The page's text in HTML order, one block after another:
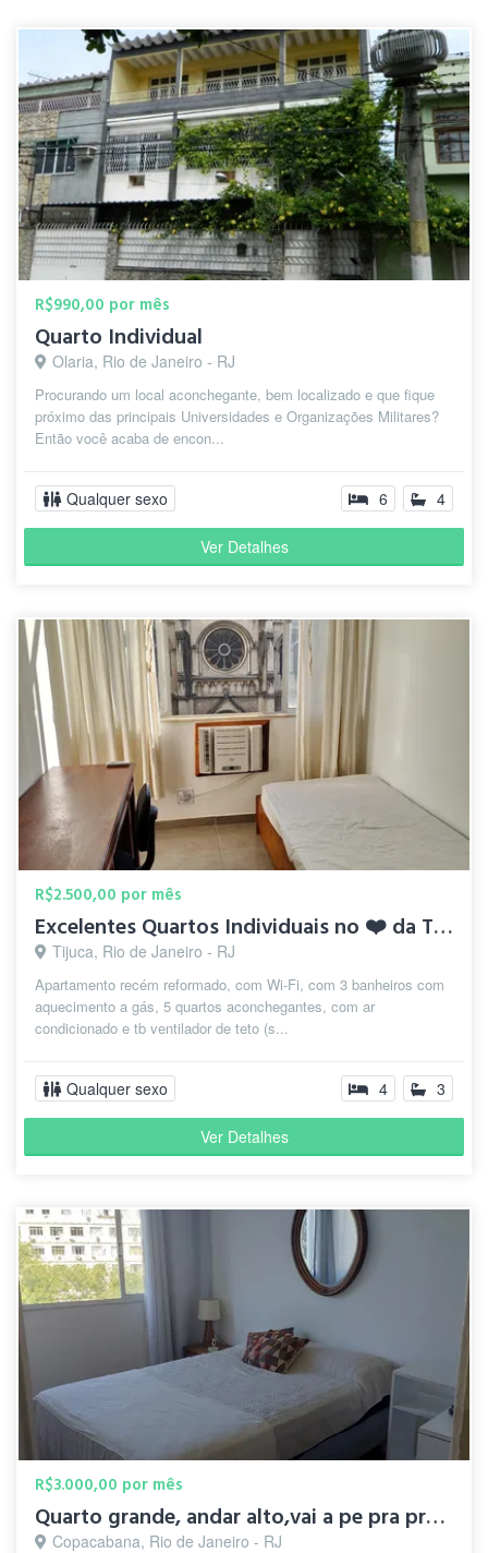
R$990,00 por mês
Quarto Individual
Olaria, Rio de Janeiro - RJ
Procurando um local aconchegante, bem localizado e que fique
próximo das principais Universidades e Organizações Militares?
Então você acaba de encon...
Qualquer sexo 6 4
Ver Detalhes
R$2.500,00 por mês
Excelentes Quartos Individuais no ❤️ da Tijuca
Tijuca, Rio de Janeiro - RJ
Apartamento recém reformado, com Wi-Fi, com 3 banheiros com
aquecimento a gás, 5 quartos aconchegantes, com ar
condicionado e tb ventilador de teto (s...
Qualquer sexo 4 3
Ver Detalhes
R$3.000,00 por mês
Quarto grande, andar alto,vai a pe pra praia, ao lado metro.
Copacabana, Rio de Janeiro - RJ